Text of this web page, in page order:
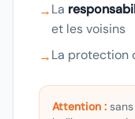
→La
et les voisins
→La protection
Attention :